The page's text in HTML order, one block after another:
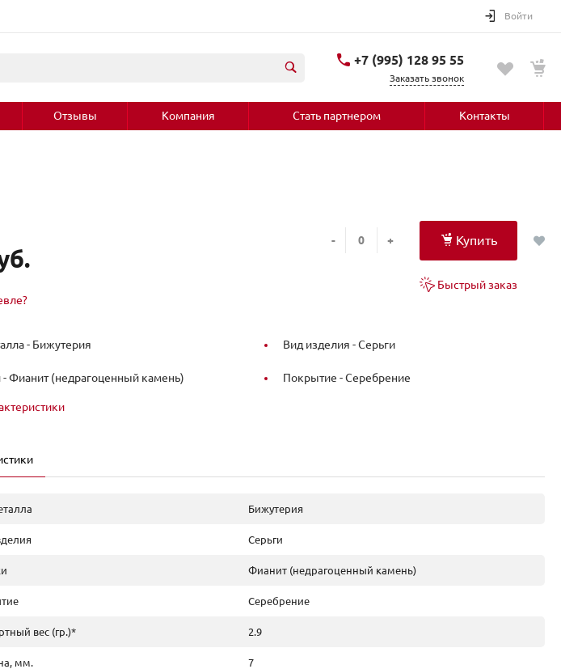
Войти
+7 (995) 128 95 55
Заказать звонок
Отзывы Компания Стать партнером Контакты
- + Купить
Быстрый заказ
- Бижутерия Вид изделия -Серьги
-Фианит (недрагоценный камень) Покрытие -Серебрение
Бижутерия
Серьги
Фианит (недрагоценный камень)
Серебрение
вес (гр.)* 2.9
мм. 7